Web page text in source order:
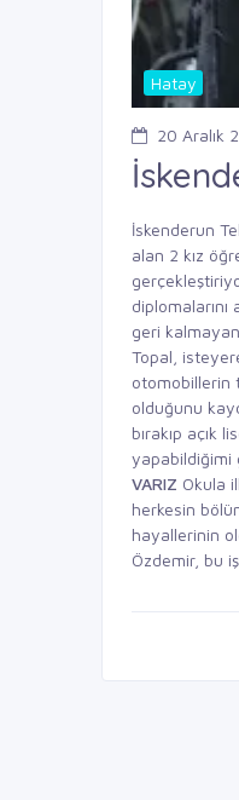
Hatay
20 Aralık
İskenderun
alan 2 kız
diplomalarını
geri
Topal,
otomobillerin
olduğunu
bırakıp açık
yapabildiğimi
VARIZ Okula
herkesin
hayallerinin
Özdemir, bu